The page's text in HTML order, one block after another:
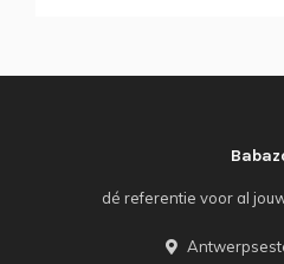
dé referentie voor al